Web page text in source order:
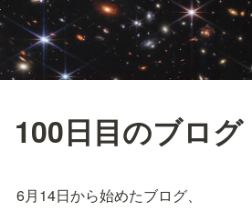
100日目のブログ
6月14日から始めたブログ、